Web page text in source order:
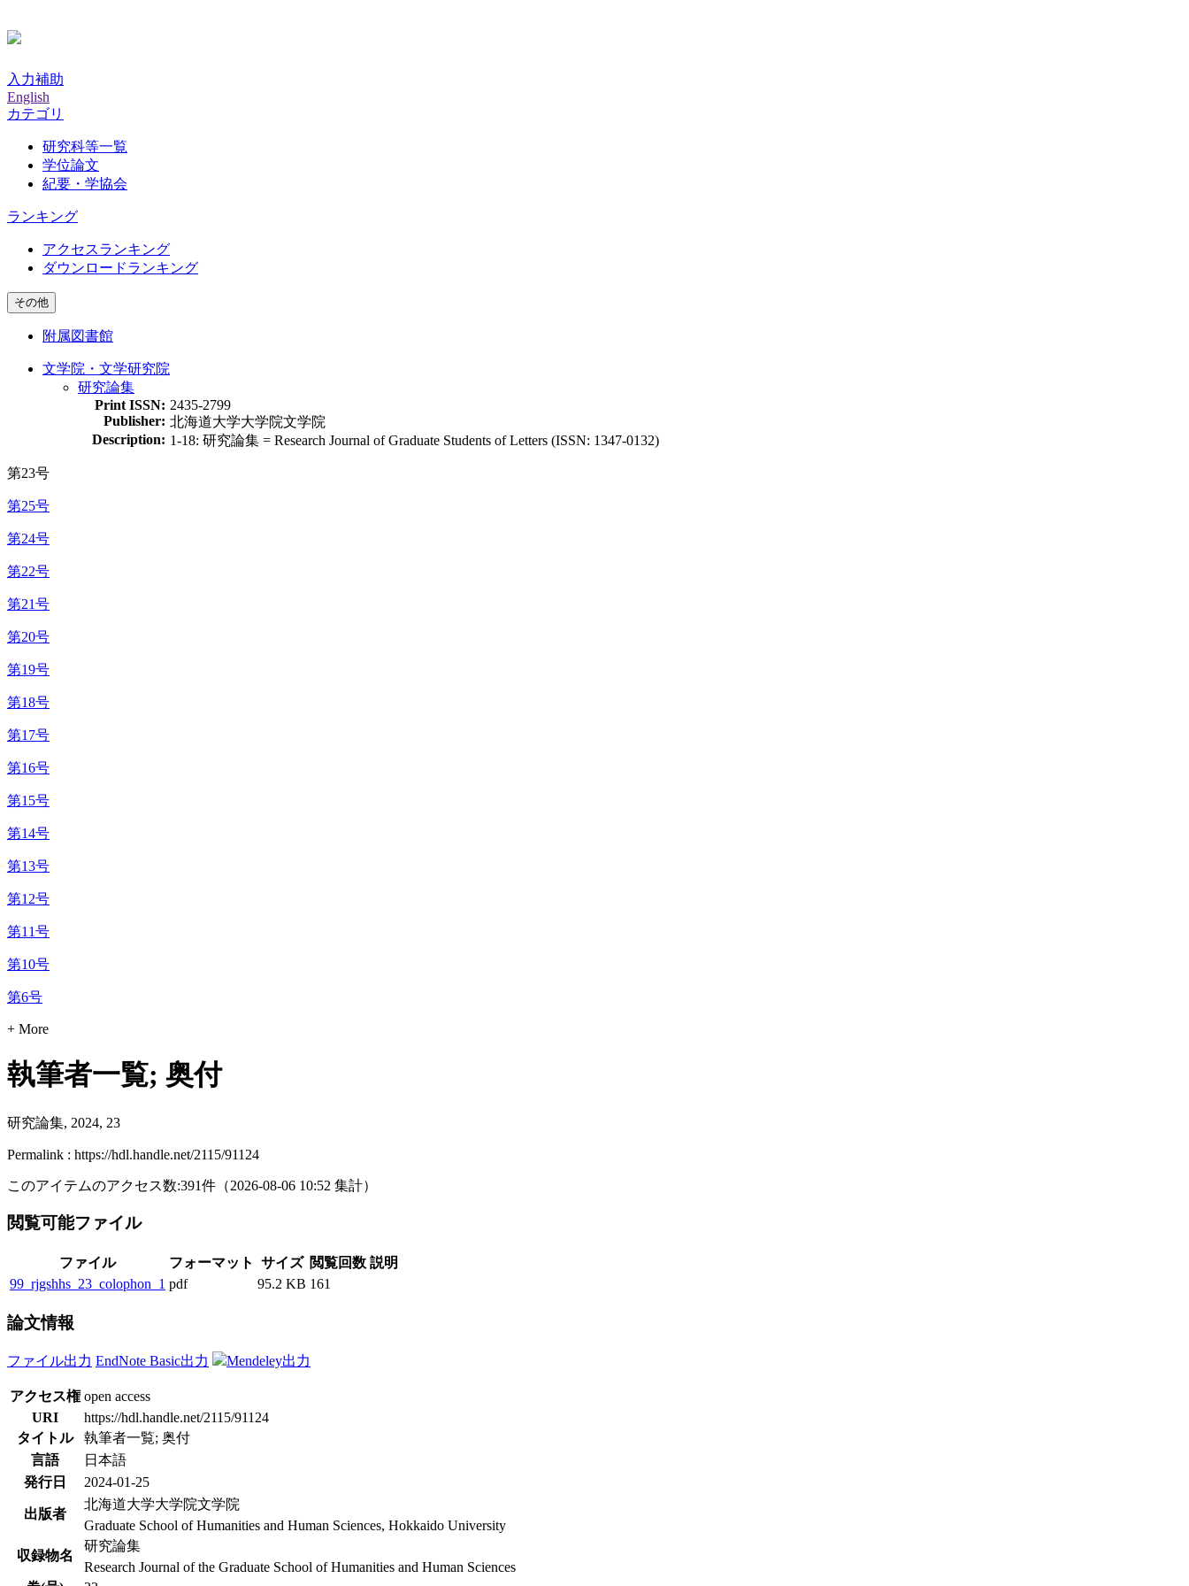
入力補助
English
カテゴリ
研究科等一覧
学位論文
紀要・学協会
ランキング
アクセスランキング
ダウンロードランキング
その他
附属図書館
文学院・文学研究院
研究論集
Print ISSN: 2435-2799
Publisher: 北海道大学大学院文学院
Description: 1-18: 研究論集 = Research Journal of Graduate Students of Letters (ISSN: 1347-0132)
第23号
第25号
第24号
第22号
第21号
第20号
第19号
第18号
第17号
第16号
第15号
第14号
第13号
第12号
第11号
第10号
第6号
+ More
執筆者一覧; 奥付
研究論集, 2024, 23
Permalink : https://hdl.handle.net/2115/91124
このアイテムのアクセス数:391件 （2026-08-06 10:52 集計）
閲覧可能ファイル
ファイル フォーマット サイズ 閲覧回数 説明
99_rjgshhs_23_colophon_1 pdf 95.2 KB 161
論文情報
ファイル出力 EndNote Basic出力 Mendeley出力
アクセス権 open access
URI
https://hdl.handle.net/2115/91124
タイトル
執筆者一覧; 奥付
言語
日本語
発行日
2024-01-25
出版者
北海道大学大学院文学院
Graduate School of Humanities and Human Sciences, Hokkaido University
収録物名
研究論集
Research Journal of the Graduate School of Humanities and Human Sciences